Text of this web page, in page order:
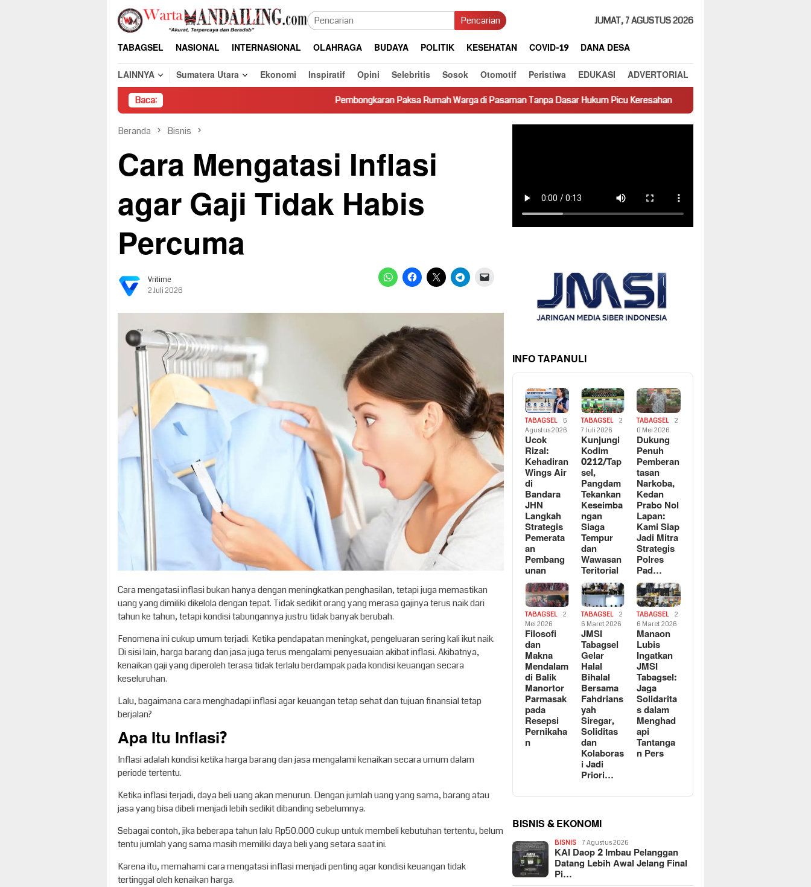
Loncat
konten
Pencarian JUMAT, 7 AGUSTUS 2026
TABAGSEL NASIONAL INTERNASIONAL OLAHRAGA BUDAYA POLITIK KESEHATAN COVID-19
DANA DESA
LAINNYA
Sumatera Utara Ekonomi Inspiratif Opini Selebritis Sosok Otomotif Peristiwa EDUKASI ADVERTORIAL
Baca: Pembongkaran Paksa Rumah Warga di Pasaman Tanpa Dasar Hukum Picu Keresahan Truk Miring Hambat Arus Lalu Lintas di Jalan
Beranda Bisnis
Cara Mengatasi Inflasi
agar Gaji Tidak Habis
Percuma
Vritime
2 Juli 2026
Cara mengatasi inflasi bukan hanya dengan meningkatkan penghasilan, tetapi juga memastikan
uang yang dimiliki dikelola dengan tepat. Tidak sedikit orang yang merasa gajinya terus naik dari
tahun ke tahun, tetapi kondisi tabungannya justru tidak banyak berubah.
Fenomena ini cukup umum terjadi. Ketika pendapatan meningkat, pengeluaran sering kali ikut naik.
Di sisi lain, harga barang dan jasa juga terus mengalami penyesuaian akibat inflasi. Akibatnya,
kenaikan gaji yang diperoleh terasa tidak terlalu berdampak pada kondisi keuangan secara
keseluruhan.
Lalu, bagaimana cara menghadapi inflasi agar keuangan tetap sehat dan tujuan finansial tetap
berjalan?
Apa Itu Inflasi?
Inflasi adalah kondisi ketika harga barang dan jasa mengalami kenaikan secara umum dalam
periode tertentu.
Ketika inflasi terjadi, daya beli uang akan menurun. Dengan jumlah uang yang sama, barang atau
jasa yang bisa dibeli menjadi lebih sedikit dibanding sebelumnya.
Sebagai contoh, jika beberapa tahun lalu Rp50.000 cukup untuk membeli kebutuhan tertentu, belum
tentu jumlah yang sama masih memiliki daya beli yang setara saat ini.
Karena itu, memahami cara mengatasi inflasi menjadi penting agar kondisi keuangan tidak
tertinggal oleh kenaikan harga.
INFO TAPANULI
TABAGSEL
6
Agustus 2026
Ucok
Rizal:
Kehadiran
Wings Air
di
Bandara
JHN
Langkah
Strategis
Pemerata
an
Pembang
unan
TABAGSEL
2
7 Juli 2026
Kunjungi
Kodim
0212/Tap
sel,
Pangdam
Tekankan
Keseimba
ngan
Siaga
Tempur
dan
Wawasan
Teritorial
TABAGSEL
2
0 Mei 2026
Dukung
Penuh
Pemberan
tasan
Narkoba,
Kedan
Prabo Nol
Lapan:
Kami Siap
Jadi Mitra
Strategis
Polres
Pad…
TABAGSEL
2
Mei 2026
Filosofi
dan
Makna
Mendalam
di Balik
Manortor
Parmasak
pada
Resepsi
Pernikaha
n
TABAGSEL
2
6 Maret 2026
JMSI
Tabagsel
Gelar
Halal
Bihalal
Bersama
Fahdrians
yah
Siregar,
Soliditas
dan
Kolaboras
i Jadi
Priori…
TABAGSEL
2
6 Maret 2026
Manaon
Lubis
Ingatkan
JMSI
Tabagsel:
Jaga
Solidarita
s dalam
Menghad
api
Tantanga
n Pers
BISNIS & EKONOMI
BISNIS 7 Agustus 2026
KAI Daop 2 Imbau Pelanggan
Datang Lebih Awal Jelang Final
Pi…